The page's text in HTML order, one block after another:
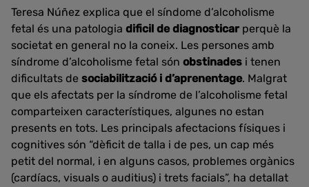
Teresa Núñez explica que el síndome d’alcoholisme
fetal és una patologia dificil de diagnosticar perquè la
societat en general no la coneix. Les persones amb
síndrome d’alcoholisme fetal són obstinades i tenen
dificultats de sociabilització i d’aprenentage. Malgrat
que els afectats per la síndrome de l’alcoholisme fetal
comparteixen característiques, algunes no estan
presents en tots. Les principals afectacions físiques i
cognitives són “dèficit de talla i de pes, un cap més
petit del normal, i en alguns casos, problemes orgànics
(cardíacs, visuals o auditius) i trets facials”, ha detallat